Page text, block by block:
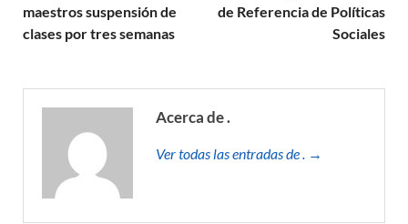
maestros suspensión de
clases por tres semanas
de Referencia de Políticas
Sociales
Acerca de .
Ver todas las entradas de . →